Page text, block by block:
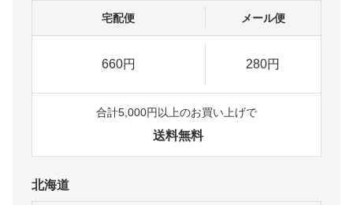
宅配便 メール便
660円 280円
合計5,000円以上のお買い上げで
送料無料
北海道